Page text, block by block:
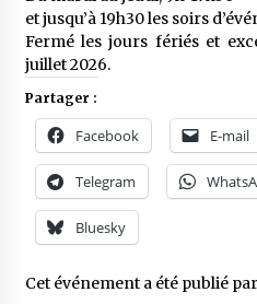
et jusqu’à 19h30 les soirs
Fermé les jours fériés et
juillet 2026.
Partager :
Facebook E-mail
Telegram
Bluesky
Cet événement a été publié par